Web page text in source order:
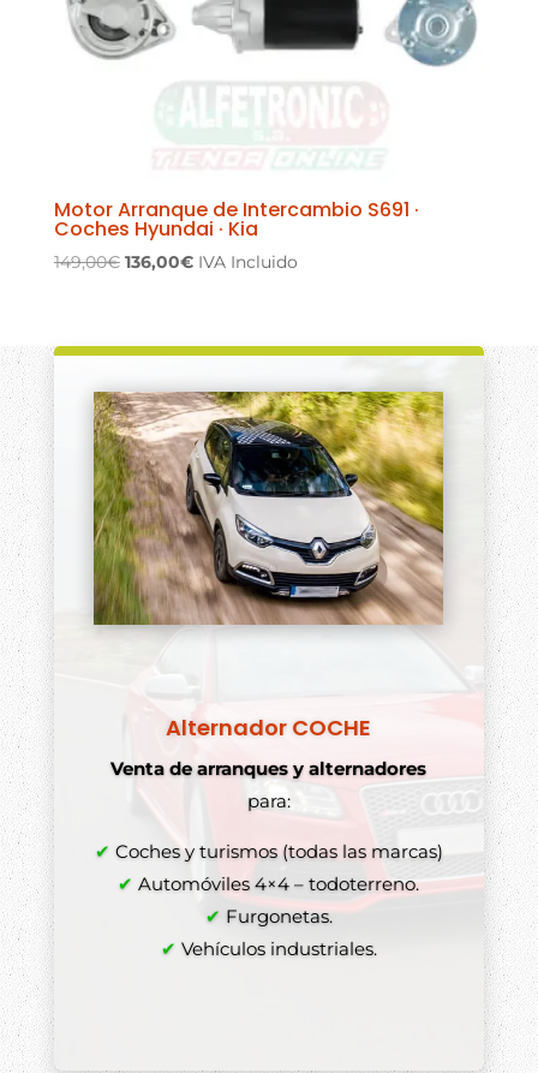
Motor Arranque de Intercambio S691 ·
Coches Hyundai · Kia
149,00€ El
era:
136,00€El
es:
IVA Incluido
Comprar alternadores y arranques
✔
✔